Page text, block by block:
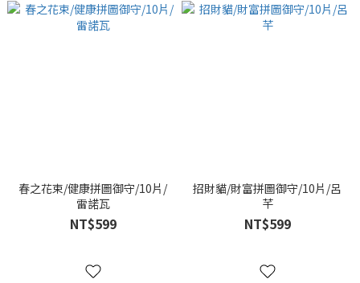
春之花束/健康拼圖御守/10片/
雷諾瓦
NT$599
招財貓/財富拼圖御守/10片/呂
芊
NT$599